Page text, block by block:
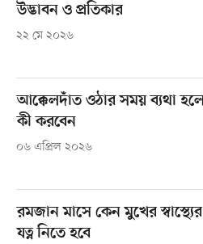
উদ্ভাবন ও প্রতিকার
২২ মে ২০২৬
আক্কেলদাঁত ওঠার সময় ব্যথা
কী করবেন
০৬ এপ্রিল ২০২৬
রমজান মাসে কেন মুখের স্বাস্থ্যের
যত্ন নিতে হবে